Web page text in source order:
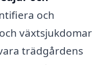
och
växtsjukdomar
trädgårdens